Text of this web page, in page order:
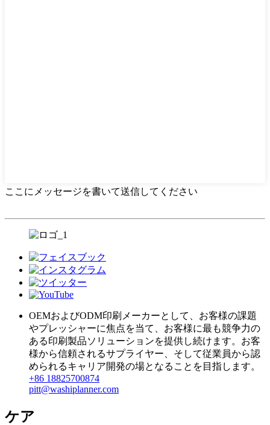
ここにメッセージを書いて送信してください
OEMおよびODM印刷メーカーとして、お客様の課題
やプレッシャーに焦点を当て、お客様に最も競争力の
ある印刷製品ソリューションを提供し続けます。お客
様から信頼されるサプライヤー、そして従業員から認
められるキャリア開発の場となることを目指します。
+86 18825700874
pitt@washiplanner.com
ケア